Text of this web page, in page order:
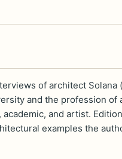
of architect
and the profession
and artist.
examples the